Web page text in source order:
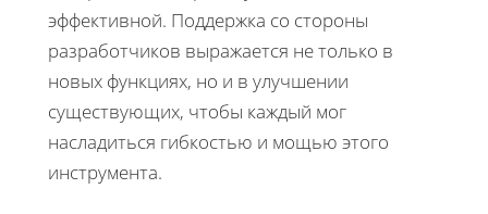
эффективной. Поддержка со стороны
разработчиков выражается не только в
новых функциях, но и в улучшении
существующих, чтобы каждый мог
насладиться гибкостью и мощью этого
инструмента.